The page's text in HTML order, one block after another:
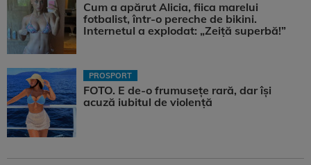
Cum a apărut Alicia, fiica marelui
fotbalist, într-o pereche de bikini.
Internetul a explodat: „Zeiță superbă!”
PROSPORT
FOTO. E de-o frumusețe rară, dar își
acuză iubitul de violență